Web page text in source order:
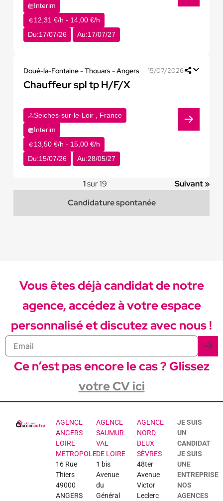
Interim
12,31 €/h - 14,00 €/h
Du:17/07/26 Au:17/07/27
Doué-la-Fontaine - Thouars - Angers 15/07/2026
Chauffeur spl tp H/F/X
Seiches-sur-le-Loir , France
Interim
13,50 €/h - 15,00 €/h
Du:15/07/26 Au:28/05/27
1sur 19
Suivant »
Candidature spontanée
Vous êtes déjà candidat de notre
agence, accédez à votre espace
personnalisé et discutez avec nous !
Ce n’est pas encore le cas ? Glissez
votre CV ici
AGENCE
ANGERS
LOIRE
METROPOLE
16 Rue
Thiers
49000
ANGERS
AGENCE
SAUMUR
VAL
DE LOIRE
1 bis
Avenue
du
Général
AGENCE
NORD
DEUX
SÈVRES
48ter
Avenue
Victor
Leclerc
JE SUIS
UN
CANDIDAT
JE SUIS
UNE
ENTREPRISE
NOS
AGENCES